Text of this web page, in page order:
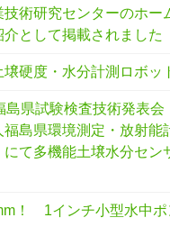
技術研究センターのホー
として掲載されました
壌硬度・水分計測ロボッ
島県試験検査技術発表会
福島県環境測定・放射能
にて多機能土壌水分セン
！ 1インチ小型水中ポ